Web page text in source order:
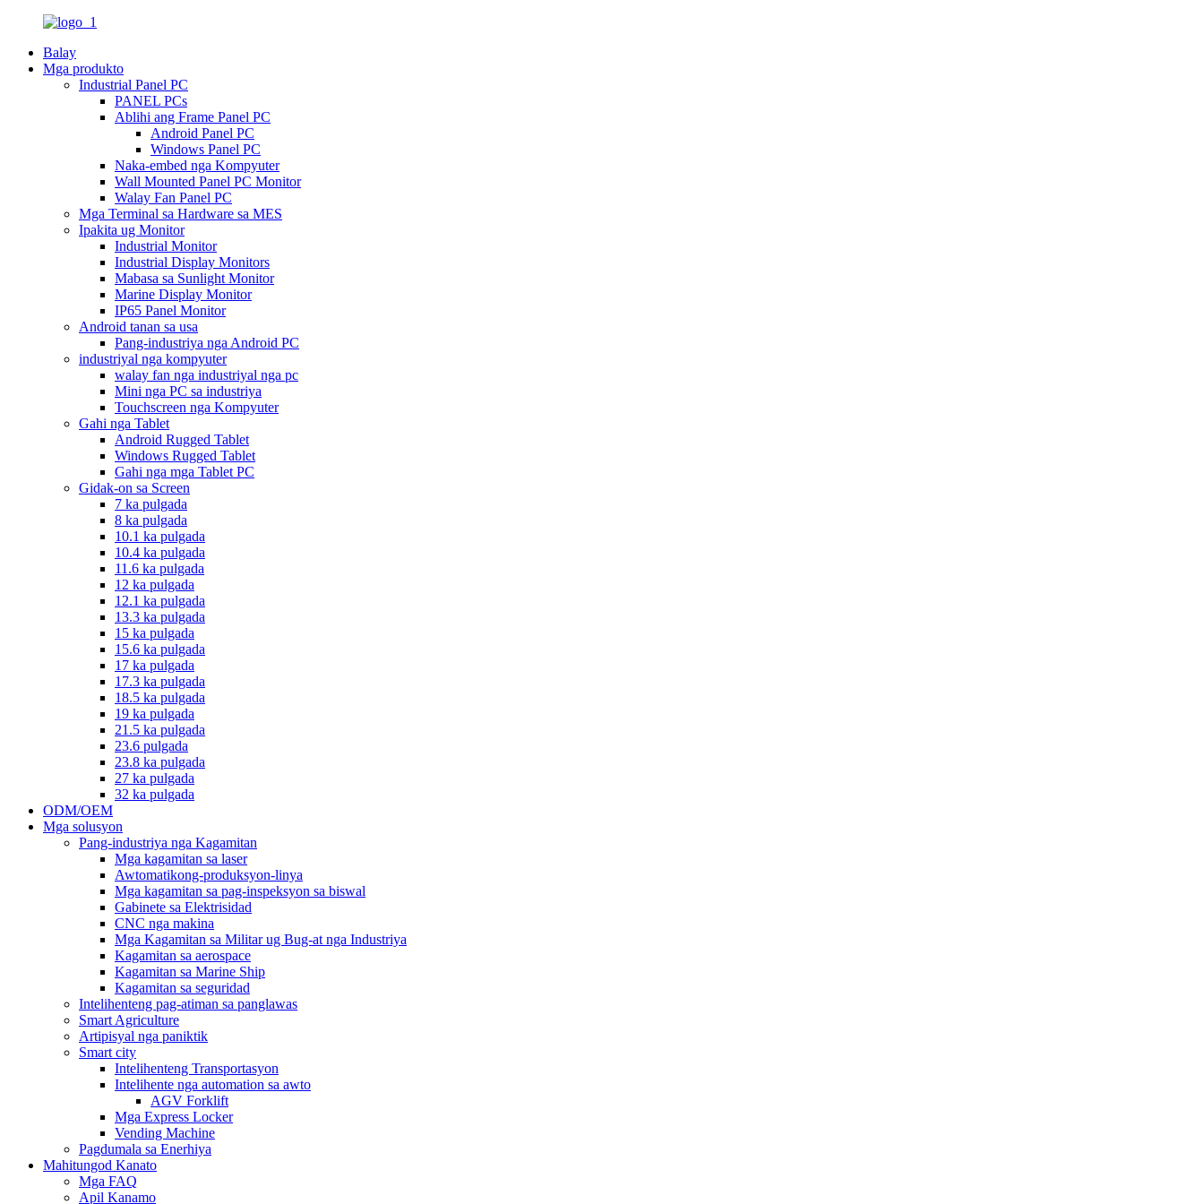
Balay
Mga produkto
Industrial Panel PC
PANEL PCs
Ablihi ang Frame Panel PC
Android Panel PC
Windows Panel PC
Naka-embed nga Kompyuter
Wall Mounted Panel PC Monitor
Walay Fan Panel PC
Mga Terminal sa Hardware sa MES
Ipakita ug Monitor
Industrial Monitor
Industrial Display Monitors
Mabasa sa Sunlight Monitor
Marine Display Monitor
IP65 Panel Monitor
Android tanan sa usa
Pang-industriya nga Android PC
industriyal nga kompyuter
walay fan nga industriyal nga pc
Mini nga PC sa industriya
Touchscreen nga Kompyuter
Gahi nga Tablet
Android Rugged Tablet
Windows Rugged Tablet
Gahi nga mga Tablet PC
Gidak-on sa Screen
7 ka pulgada
8 ka pulgada
10.1 ka pulgada
10.4 ka pulgada
11.6 ka pulgada
12 ka pulgada
12.1 ka pulgada
13.3 ka pulgada
15 ka pulgada
15.6 ka pulgada
17 ka pulgada
17.3 ka pulgada
18.5 ka pulgada
19 ka pulgada
21.5 ka pulgada
23.6 pulgada
23.8 ka pulgada
27 ka pulgada
32 ka pulgada
ODM/OEM
Mga solusyon
Pang-industriya nga Kagamitan
Mga kagamitan sa laser
Awtomatikong-produksyon-linya
Mga kagamitan sa pag-inspeksyon sa biswal
Gabinete sa Elektrisidad
CNC nga makina
Mga Kagamitan sa Militar ug Bug-at nga Industriya
Kagamitan sa aerospace
Kagamitan sa Marine Ship
Kagamitan sa seguridad
Intelihenteng pag-atiman sa panglawas
Smart Agriculture
Artipisyal nga paniktik
Smart city
Intelihenteng Transportasyon
Intelihente nga automation sa awto
AGV Forklift
Mga Express Locker
Vending Machine
Pagdumala sa Enerhiya
Mahitungod Kanato
Mga FAQ
Apil Kanamo